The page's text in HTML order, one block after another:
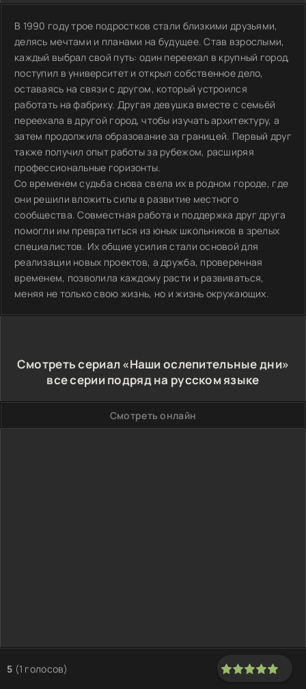
В 1990 году трое подростков стали близкими друзьями,
делясь мечтами и планами на будущее. Став взрослыми,
каждый выбрал свой путь: один переехал в крупный город,
поступил в университет и открыл собственное дело,
оставаясь на связи с другом, который устроился
работать на фабрику. Другая девушка вместе с семьёй
переехала в другой город, чтобы изучать архитектуру, а
затем продолжила образование за границей. Первый друг
также получил опыт работы за рубежом, расширяя
профессиональные горизонты.
Со временем судьба снова свела их в родном городе, где
они решили вложить силы в развитие местного
сообщества. Совместная работа и поддержка друг друга
помогли им превратиться из юных школьников в зрелых
специалистов. Их общие усилия стали основой для
реализации новых проектов, а дружба, проверенная
временем, позволила каждому расти и развиваться,
меняя не только свою жизнь, но и жизнь окружающих.
Смотреть сериал «Наши ослепительные дни»
все серии подряд на русском языке
Смотреть онлайн
5 (1 голосов)